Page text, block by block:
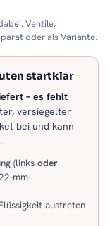
Ventile,
oder als Variante.
startklar
– es fehlt
versiegelter
bei und kann
(links oder
mm-
austreten